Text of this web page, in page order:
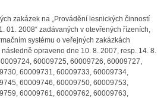
zakázek na „Provádění lesnických činností
01. 2008“ zadávaných v otevřených řízeních,
systému o veřejných zakázkách
opraveno dne 10. 8. 2007, resp. 14. 8.
60009725, 60009726, 60009727,
60009731, 60009733, 60009734,
60009746, 60009750, 60009753,
60009761, 60009762, 60009763,